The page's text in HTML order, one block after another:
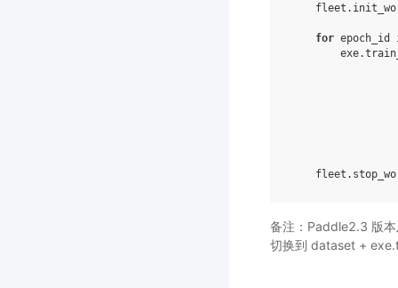
fleet .
for epoch_id
exe.
fleet .
备注：Paddle2.3 版
切换到 dataset +